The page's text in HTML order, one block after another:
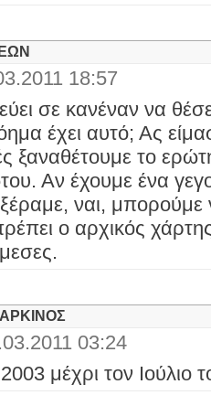
18:57
σε κανέναν να
έχει αυτό; Ας
ξαναθέτουμε το
Αν έχουμε ένα
ναι, μπορούμε
ο αρχικός χάρτης
03:24
μέχρι τον Ιούλιο